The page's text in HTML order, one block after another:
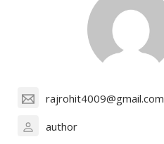
rajrohit4009@gmail.com
author